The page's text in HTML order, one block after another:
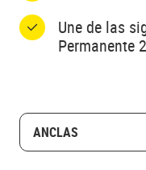
Une de las
Permanente
ANCLAS